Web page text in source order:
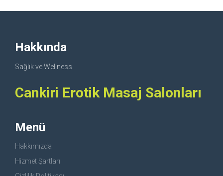
Hakkında
Sağlık ve Wellness
Cankiri Erotik Masaj Salonları
Menü
Hakkımızda
Hizmet Şartları